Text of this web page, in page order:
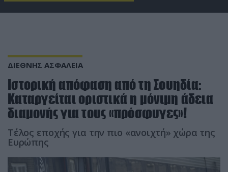
ΔΙΕΘΝΗΣ ΑΣΦΑΛΕΙΑ
Ιστορική απόφαση από τη Σουηδία:
Καταργείται οριστικά η μόνιμη άδεια
διαμονής για τους «πρόσφυγες»!
Τέλος εποχής για την πιο «ανοιχτή» χώρα της
Ευρώπης